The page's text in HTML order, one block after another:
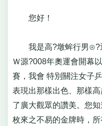
您好！
我是高?墩蛑行男⊙?
Ｗ源?008年奧運會開幕
賽，我會 特別關注女子
表現出那樣出色、那樣
了廣大觀眾的讚美。您
枚來之不易的金牌時，